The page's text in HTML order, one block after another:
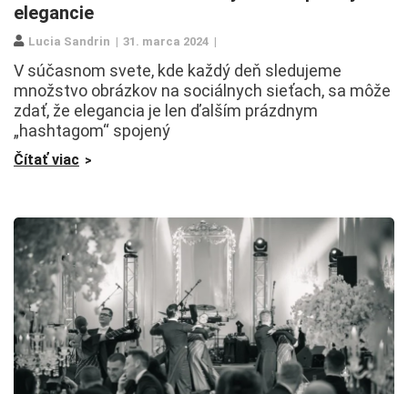
elegancie
Lucia Sandrin 31. marca 2024
V súčasnom svete, kde každý deň sledujeme
množstvo obrázkov na sociálnych sieťach, sa môže
zdať, že elegancia je len ďalším prázdnym
„hashtagom“ spojený
Čítať viac